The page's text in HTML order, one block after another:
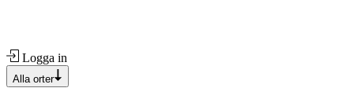
Logga in
Alla orter